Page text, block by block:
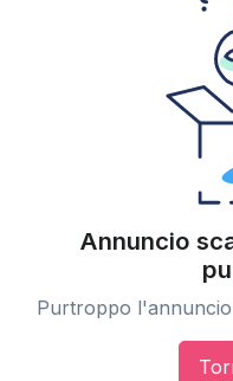
Annuncio
Purtroppo